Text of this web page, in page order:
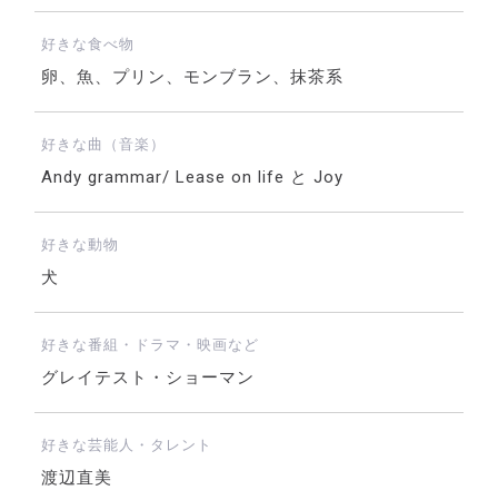
好きな食べ物
卵、魚、プリン、モンブラン、抹茶系
好きな曲（音楽）
Andy grammar/ Lease on life と Joy
好きな動物
犬
好きな番組・ドラマ・映画など
グレイテスト・ショーマン
好きな芸能人・タレント
渡辺直美